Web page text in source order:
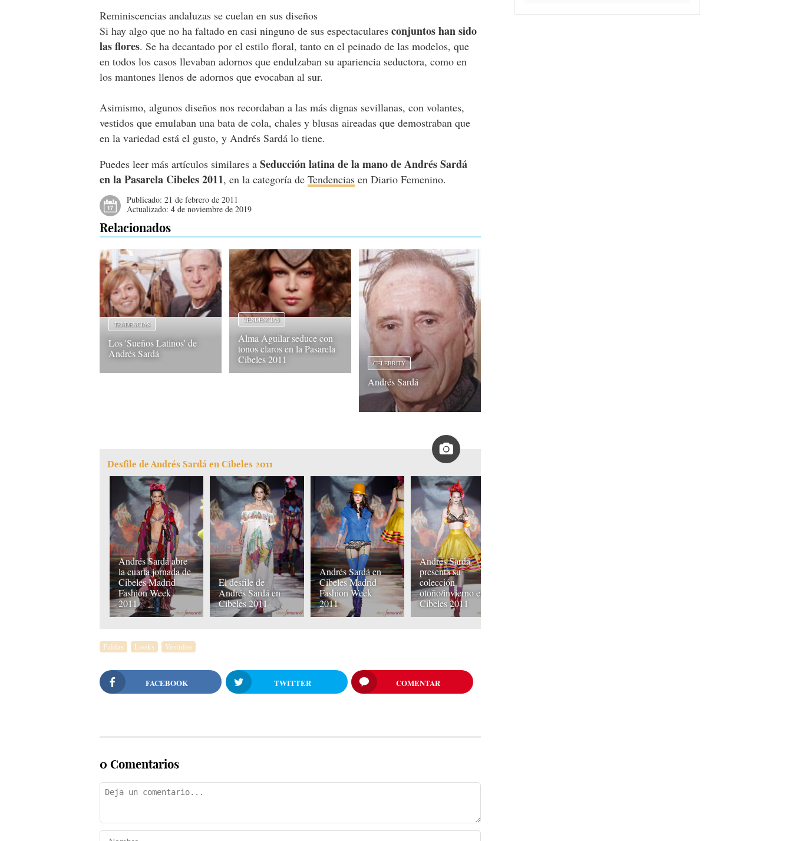
Reminiscencias andaluzas se cuelan en sus diseños
Si hay algo que no ha faltado en casi ninguno de sus espectacularesconjuntos han sido
las flores. Se ha decantado por el estilo floral, tanto en el peinado de las modelos, que
en todos los casos llevaban adornos que endulzaban su apariencia seductora, como en
los mantones llenos de adornos que evocaban al sur.
Asimismo, algunos diseños nos recordaban a las más dignas sevillanas, con volantes,
vestidos que emulaban una bata de cola, chales y blusas aireadas que demostraban que
en la variedad está el gusto, y Andrés Sardá lo tiene.
Puedes leer más artículos similares aSeducción latina de la mano de Andrés Sardá
en la Pasarela Cibeles 2011, en la categoría deTendencias en Diario Femenino.
Publicado:21 de febrero de 2011
Actualizado:4 de noviembre de 2019
Relacionados
TENDENCIAS
Los 'Sueños Latinos' de
Andrés Sardá
TENDENCIAS
Alma Aguilar seduce con
tonos claros en la Pasarela
Cibeles 2011
CELEBRITY
Andrés Sardá
Desfile de Andrés Sardá en Cibeles 2011
Andrés Sardá abre
la cuarta jornada de
Cibeles Madrid
Fashion Week
2011
El desfile de
Andrés Sardá en
Cibeles 2011
Andrés Sardá en
Cibeles Madrid
Fashion Week
2011
Andrés Sardá
presenta su
colección
otoño/invierno en
Cibeles 2011
Faldas Looks Vestidos
FACEBOOK TWITTER COMENTAR
0 Comentarios